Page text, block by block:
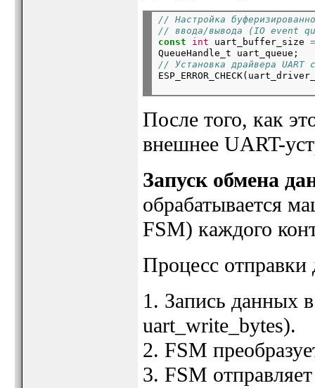
// Настройка
// ввода/вывода (IO event
const
int uart_buffer_size =
QueueHandle_t uart_queue;
// Установка драйвера UART
После того, как
внешнее UART-
Запуск обмена
обрабатывается
FSM) каждого
Процесс
1. Запись данных
uart_write_bytes).
2. FSM
3. FSM